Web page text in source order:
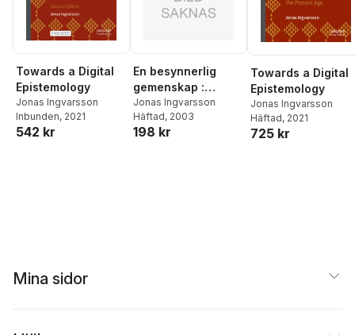
Towards a Digital
Epistemology
Jonas Ingvarsson
Inbunden, 2021
542 kr
En besynnerlig
gemenskap :
teknologins
gestalter i svensk
prosa 1965-70
Jonas Ingvarsson
Häftad, 2003
198 kr
Towards a Digital
Epistemology
Jonas Ingvarsson
Häftad, 2021
725 kr
Mina sidor